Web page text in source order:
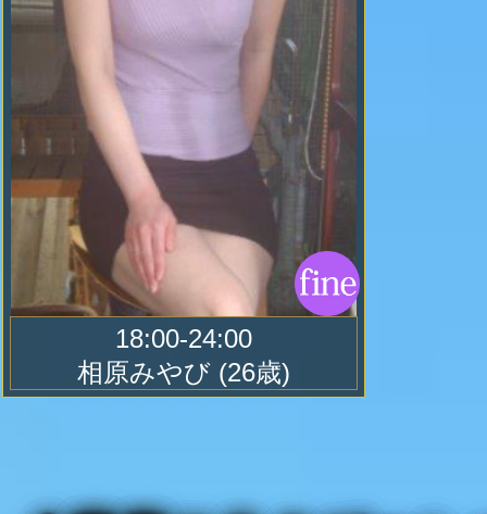
何時もご利用の程、有難う御座いま
せして居ります、只今ご希望のお時
お待ち頂いたお客様へ次回から使え
18:00-24:00
相原みやび (26歳)